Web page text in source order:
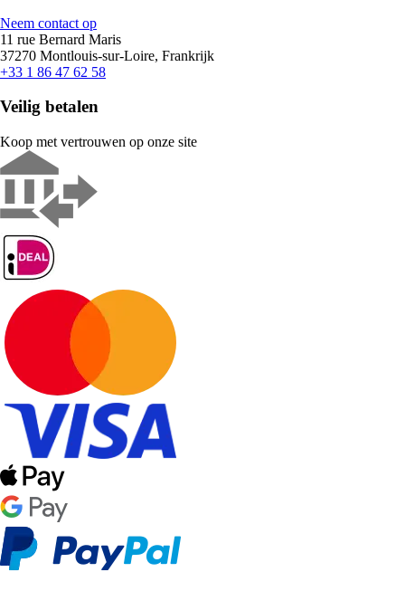
Neem contact op
11 rue Bernard Maris
37270 Montlouis-sur-Loire, Frankrijk
+33 1 86 47 62 58
Veilig betalen
Koop met vertrouwen op onze site